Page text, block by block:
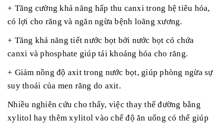
+ Tăng cường khả năng hấp thu canxi trong hệ tiêu hóa,
có lợi cho răng và ngăn ngừa bệnh loãng xương.
+ Tăng khả năng tiết nước bọt bởi nước bọt có chứa
canxi và phosphate giúp tái khoáng hóa cho răng.
+ Giảm nồng độ axit trong nước bọt, giúp phòng ngừa sự
suy thoái của men răng do axit.
Nhiều nghiên cứu cho thấy, việc thay thế đường bằng
xylitol hay thêm xylitol vào chế độ ăn uống có thể giúp